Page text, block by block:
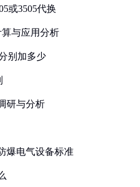
或3505代换
与应用分析
别加多少
研与分析
爆电气设备标准